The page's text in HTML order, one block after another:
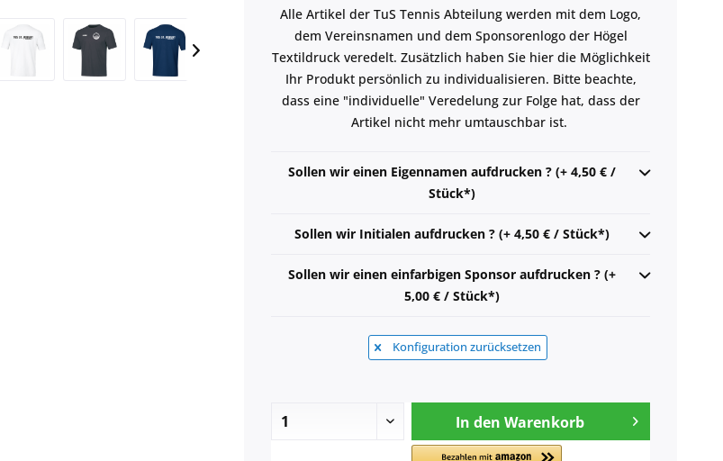
Alle Artikel der TuS Tennis Abteilung werden mit dem Logo,
dem Vereinsnamen und dem Sponsorenlogo der Högel
Textildruck veredelt. Zusätzlich haben Sie hier die Möglichkeit
Ihr Produkt persönlich zu individualisieren. Bitte beachte,
dass eine "individuelle" Veredelung zur Folge hat, dass der
Artikel nicht mehr umtauschbar ist.
Sollen wir einen Eigennamen aufdrucken ? (+ 4,50 € /
Stück*)
Sollen wir Initialen aufdrucken ? (+ 4,50 € / Stück*)
Sollen wir einen einfarbigen Sponsor aufdrucken ? (+
5,00 € / Stück*)
Konfiguration zurücksetzen
In den Warenkorb